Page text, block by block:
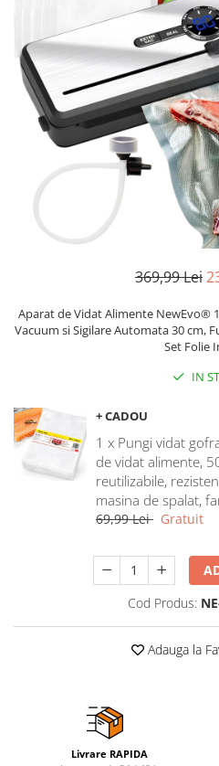
Produse Cosmetica Auto
Scule auto
Casa, Gradina & Bricolaj
Accesorii mese si scaune
Accesorii prize si intrerupatoare
Becuri
Clesti si Patenti
Corpuri de iluminat interior
Covorase Baie
Echipamente protectia muncii
Folii si pungi alimentare
Frapiere si Clesti Gheata
Pistoale de lipit
Termometre bucatarie
Tigai si Seturi
Unelte si aparate de masura
Veioze si Lampi
Vopsele si Pigmenti
Console, Jocuri & Accesorii
Electrocasnice & Climatizare
Blendere & Tocatoare
Fiare, statii & aparate de calcat cu
369,99 Lei
Aparat de Vidat Alimente NewEvo®
Vacuum si Sigilare Automata 30 cm,
Set Folie
IN
+ CADOU
1 x Pungi vidat
de vidat alimente,
reutilizabile,
masina de spalat,
69,99 Lei Gratuit
Cod Produs:
Adauga la
Livrare RAPIDA